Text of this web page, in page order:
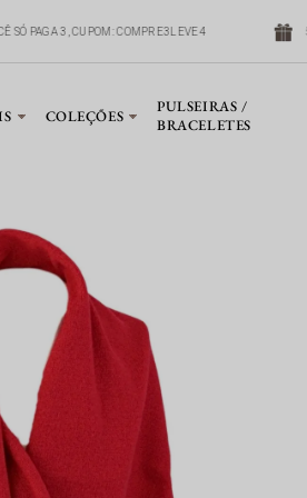
SÓ PAGA 3, CUPOM: COMPRE3LEVE4
COLEÇÕES
PULSEIRAS /
BRACELETES